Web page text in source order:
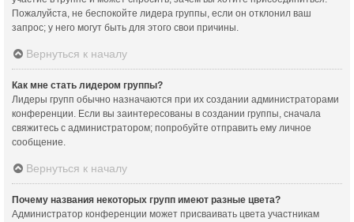
Пожалуйста, не беспокойте лидера группы, если он отклонил ваш
запрос; у него могут быть для этого свои причины.
Вернуться к началу
Как мне стать лидером группы?
Лидеры групп обычно назначаются при их создании администраторами
конференции. Если вы заинтересованы в создании группы, сначала
свяжитесь с администратором; попробуйте отправить ему личное
сообщение.
Вернуться к началу
Почему названия некоторых групп имеют разные цвета?
Администратор конференции может присваивать цвета участникам